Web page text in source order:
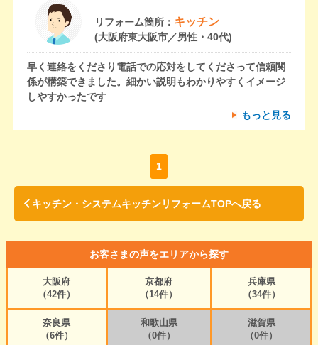
リフォーム箇所： キッチン
(大阪府東大阪市／男性・40代)
早く連絡をくださり電話での応対をしてくださって信頼関
係が構築できました。細かい説明もわかりやすくイメージ
しやすかったです
もっと見る
1
キッチン・システムキッチンリフォームTOPへ戻る
お客さまの声をエリアから探す
大阪府
（42件）
京都府
（14件）
兵庫県
（34件）
奈良県
（6件）
和歌山県
（0件）
滋賀県
（0件）